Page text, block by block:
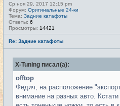
Ср ноя 29, 2017 12:15 pm
Форум: Оригинальные 24-ки
Тема: Задние катафоты
Ответы: 6
Просмотры: 14421
Re: Задние катафоты
X-Tuning писал(а):
offtop
Федич, на расположение
внимание на разных авто.